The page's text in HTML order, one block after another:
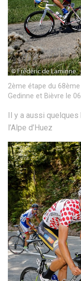
2ème étape du
Gedinne et Bièvre le
Il y a aussi
l’Alpe d’Huez